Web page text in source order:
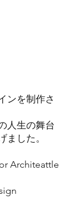
ンを制作さ
人生の舞台
ました。
Architeattle